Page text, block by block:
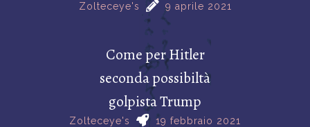
Zolteceye's 9 aprile 2021
Come per Hitler
seconda possibiltà
golpista Trump
Zolteceye's 19 febbraio 2021